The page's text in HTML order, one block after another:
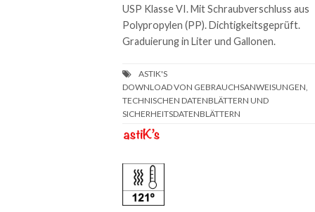
USP Klasse VI. Mit Schraubverschluss aus
Polypropylen (PP). Dichtigkeitsgeprüft.
Graduierung in Liter und Gallonen.
DOWNLOAD VON GEBRAUCHSANWEISUNGEN,
TECHNISCHEN DATENBLÄTTERN UND
SICHERHEITSDATENBLÄTTERN